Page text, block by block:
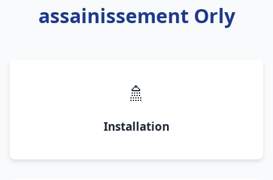
assainissement Orly
🚿
Installation